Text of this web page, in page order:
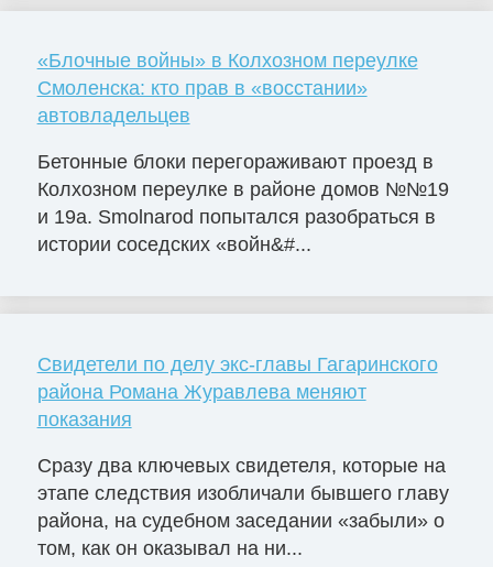
«Блочные войны» в Колхозном переулке
Смоленска: кто прав в «восстании»
автовладельцев
Бетонные блоки перегораживают проезд в
Колхозном переулке в районе домов №№19
и 19а. Smolnarod попытался разобраться в
истории соседских «войн&#...
Свидетели по делу экс-главы Гагаринского
района Романа Журавлева меняют
показания
Сразу два ключевых свидетеля, которые на
этапе следствия изобличали бывшего главу
района, на судебном заседании «забыли» о
том, как он оказывал на ни...